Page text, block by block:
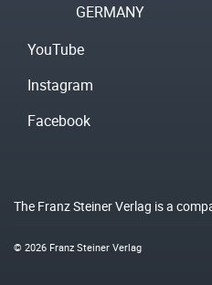
GERMANY
YouTube
Instagram
Facebook
The Franz Steiner Verlag is a
© 2026 Franz Steiner Verlag